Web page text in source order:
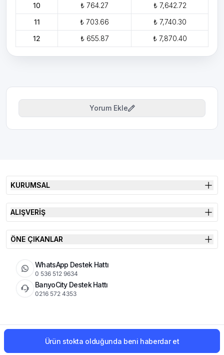
Ürün stokta olduğunda beni haberdar et
10
₺ 764.27
₺ 7,642.72
11
₺ 703.66
₺ 7,740.30
12
₺ 655.87 ₺ 7,870.40
Yorum Ekle
KURUMSAL
ALIŞVERİŞ
ÖNE ÇIKANLAR
WhatsApp Destek Hattı
0 536 512 9634
BanyoCity Destek Hattı
0216 572 4353
© 2026 Şimşek Banyo & Seramik | Tüm Hakları Saklıdır